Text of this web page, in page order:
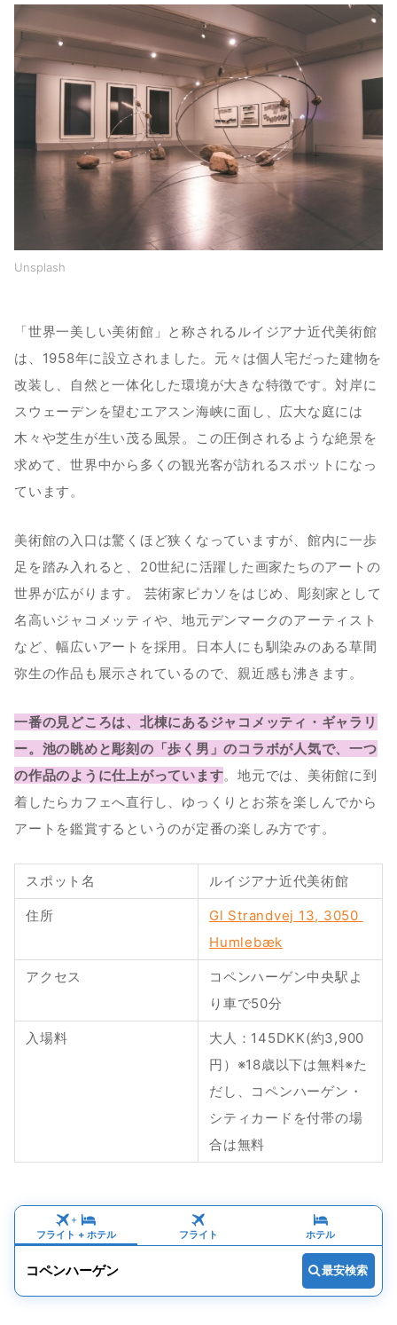
Unsplash
「世界一美しい美術館」と称されるルイジアナ近代美術館
は、1958年に設立されました。元々は個人宅だった建物を
改装し、自然と一体化した環境が大きな特徴です。対岸に
スウェーデンを望むエアスン海峡に面し、広大な庭には
木々や芝生が生い茂る風景。この圧倒されるような絶景を
求めて、世界中から多くの観光客が訪れるスポットになっ
ています。
美術館の入口は驚くほど狭くなっていますが、館内に一歩
足を踏み入れると、20世紀に活躍した画家たちのアートの
世界が広がります。 芸術家ピカソをはじめ、彫刻家として
名高いジャコメッティや、地元デンマークのアーティスト
など、幅広いアートを採用。日本人にも馴染みのある草間
弥生の作品も展示されているので、親近感も沸きます。
一番の見どころは、北棟にあるジャコメッティ・ギャラリ
ー。池の眺めと彫刻の「歩く男」のコラボが人気で、一つ
の作品のように仕上がっています。地元では、美術館に到
着したらカフェへ直行し、ゆっくりとお茶を楽しんでから
アートを鑑賞するというのが定番の楽しみ方です。
スポット名 ルイジアナ近代美術館
住所
Gl Strandvej 13, 3050
Humlebæk
アクセス
コペンハーゲン中央駅よ
り車で50分
入場料
大人：145DKK(約3,900
円）※18歳以下は無料※た
だし、コペンハーゲン・
シティカードを付帯の場
合は無料
+
フライト + ホテル フライト ホテル
コペンハーゲン 最安検索